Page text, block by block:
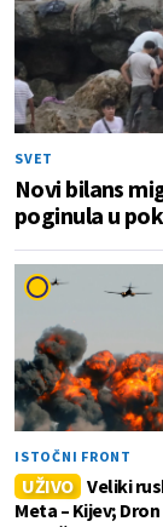
SVET
Novi bilans
poginula u
ISTOČNI FRONT
UŽIVO Veliki
Meta – Kijev;